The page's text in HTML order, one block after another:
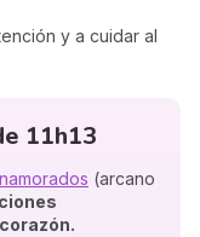
y a cuidar al
11h13
(arcano